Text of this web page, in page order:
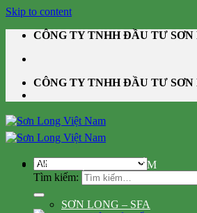
Skip to content
CÔNG TY TNHH ĐẦU TƯ
CÔNG TY TNHH ĐẦU TƯ
Tìm kiếm:
DANH MỤC SẢN PHẨM
SƠN LONG – SFA